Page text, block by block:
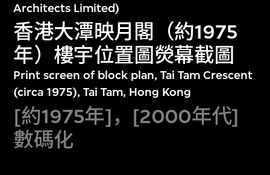
Architects Limited)
香港大潭映月閣（約1975
年）樓宇位置圖熒幕截圖
Print screen of block plan, Tai Tam Crescent
(circa 1975), Tai Tam, Hong Kong
[約1975年]，[2000年代]
數碼化